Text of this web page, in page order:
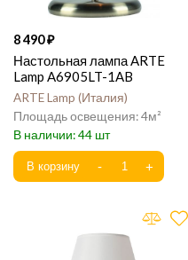
8 490
Настольная лампа ARTE
Lamp A6905LT-1AB
ARTE Lamp Италия
4
44